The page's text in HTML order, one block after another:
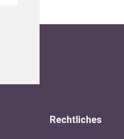
Rechtliches